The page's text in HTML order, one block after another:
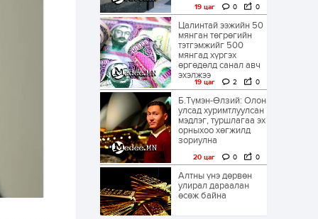
19 цаг 0 0
Цалинтай ээжийн 50
мянган төгрөгийн
тэтгэмжийг 500
мянгад хүргэх
өргөдөлд санал авч
эхэлжээ
19 цаг 2 0
Б.Түмэн-Өлзий: Олон
улсад хуримтлуулсан
мэдлэг, туршлагаа эх
орныхоо хөгжилд
зориулна
20 цаг 0 0
Алтны үнэ дөрвөн
улирал дараалан
өсөж байна